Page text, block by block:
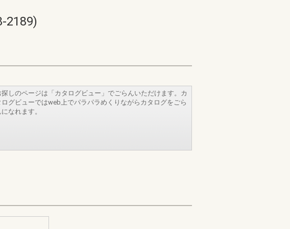
2189)
探しのページは「カタログビュー」でごらんいただけます。カ
ログビューではweb上でパラパラめくりながらカタログをごら
になれます。